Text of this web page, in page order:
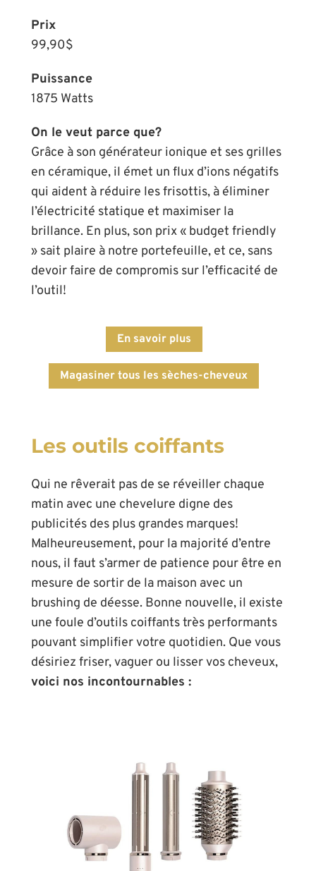
En savoir plus
Magasiner tous les sèches-cheveux
Prix
99,90$
Puissance
1875 Watts
On le veut parce que?
Grâce à son générateur ionique et ses grilles
en céramique, il émet un flux d’ions négatifs
qui aident à réduire les frisottis, à éliminer
l’électricité statique et maximiser la
brillance. En plus, son prix « budget friendly
» sait plaire à notre portefeuille, et ce, sans
devoir faire de compromis sur l’efficacité de
l’outil!
Les outils coiffants
Qui ne rêverait pas de se réveiller chaque
matin avec une chevelure digne des
publicités des plus grandes marques!
Malheureusement, pour la majorité d’entre
nous, il faut s’armer de patience pour être en
mesure de sortir de la maison avec un
brushing de déesse. Bonne nouvelle, il existe
une foule d’outils coiffants très performants
pouvant simplifier votre quotidien. Que vous
désiriez friser, vaguer ou lisser vos cheveux,
voici nos incontournables :